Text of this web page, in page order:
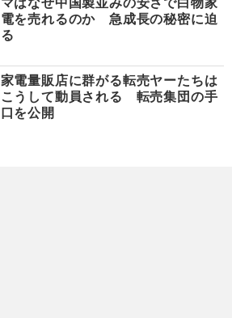
マはなぜ中国製並みの安さで白物家
電を売れるのか 急成長の秘密に迫
る
家電量販店に群がる転売ヤーたちは
こうして動員される 転売集団の手
口を公開